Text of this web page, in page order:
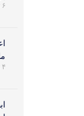
۶ تیر ۱۳۹۴
۴ تیر ۱۳۹۲